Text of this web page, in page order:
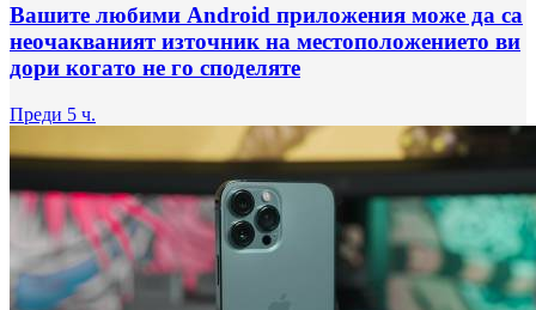
Вашите любими Android приложения може да са
неочакваният източник на местоположението ви
дори когато не го споделяте
Преди 5 ч.